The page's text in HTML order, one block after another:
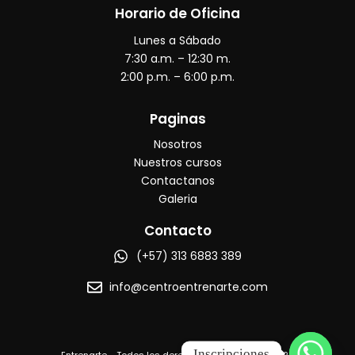
e
o
k
t
g
r
a
t
b
e
e
Horario de Oficina
Lunes a Sábado
7:30 a.m. – 12:30 m.
2:00 p.m. – 6:00 p.m.
Paginas
Nosotros
Nuestros cursos
Contactanos
Galeria
Contacto
(+57) 313 6883 389
info@centroentrenarte.com